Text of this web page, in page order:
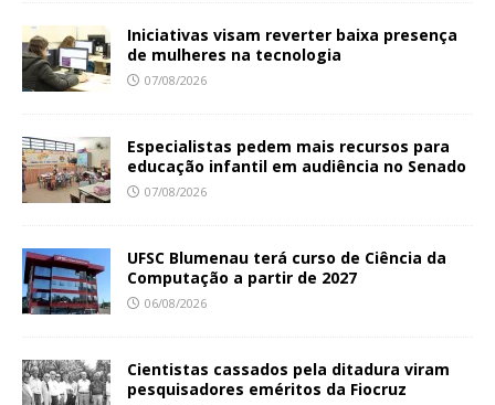
Iniciativas visam reverter baixa presença
de mulheres na tecnologia
07/08/2026
Especialistas pedem mais recursos para
educação infantil em audiência no Senado
07/08/2026
UFSC Blumenau terá curso de Ciência da
Computação a partir de 2027
06/08/2026
Cientistas cassados pela ditadura viram
pesquisadores eméritos da Fiocruz